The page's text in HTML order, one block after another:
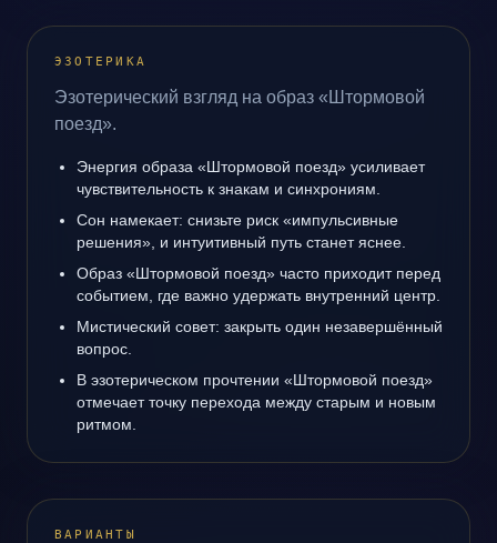
ЭЗОТЕРИКА
Эзотерический взгляд на образ «Штормовой
поезд».
Энергия образа «Штормовой поезд» усиливает
чувствительность к знакам и синхрониям.
Сон намекает: снизьте риск «импульсивные
решения», и интуитивный путь станет яснее.
Образ «Штормовой поезд» часто приходит перед
событием, где важно удержать внутренний центр.
Мистический совет: закрыть один незавершённый
вопрос.
В эзотерическом прочтении «Штормовой поезд»
отмечает точку перехода между старым и новым
ритмом.
ВАРИАНТЫ